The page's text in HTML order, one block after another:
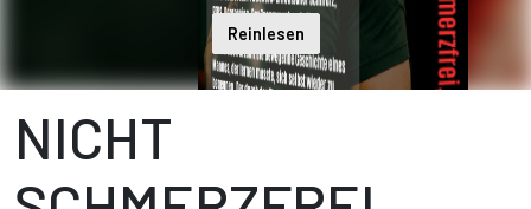
Reinlesen
NICHT